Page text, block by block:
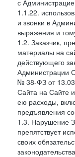
с
1.1.22.
и звонки в
выражения и
1.2. Заказчик,
материалы на
действующего
Администрации
№ 38-ФЗ от
Сайта на Сайте
ею расходы,
предъявления
1.3. Нарушение
препятствует
своих